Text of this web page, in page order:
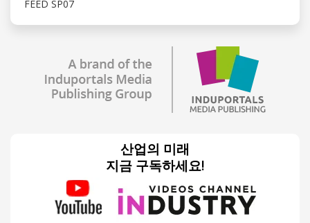
FEED SP07
산업의 미래
지금 구독하세요!